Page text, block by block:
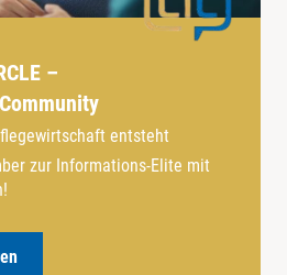
–
entsteht
zur Informations-Elite mit